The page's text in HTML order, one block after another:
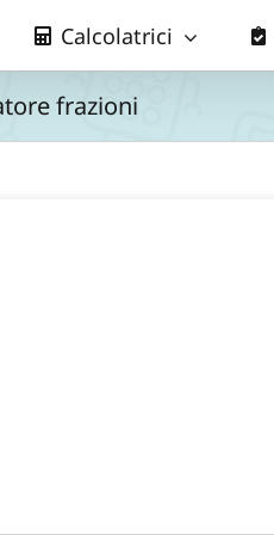
Calcolatrici
frazioni